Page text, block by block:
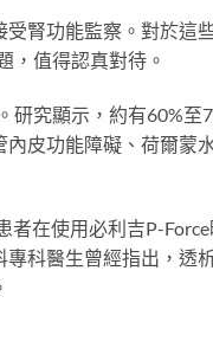
腎功能監察。對於這
，值得認真對待。
研究顯示，約有60%至
皮功能障礙、荷爾蒙
者在使用必利吉P-
科醫生曾經指出，透